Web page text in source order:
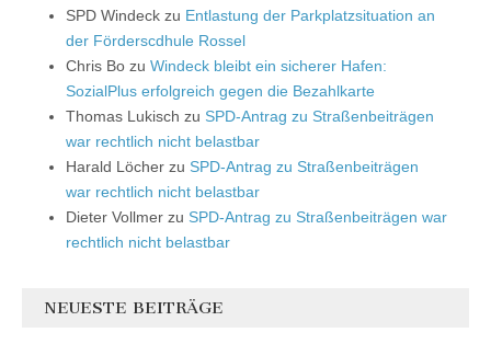
SPD Windeck zu Entlastung der Parkplatzsituation an
der Förderscdhule Rossel
Chris Bo zu Windeck bleibt ein sicherer Hafen:
SozialPlus erfolgreich gegen die Bezahlkarte
Thomas Lukisch zu SPD-Antrag zu Straßenbeiträgen
war rechtlich nicht belastbar
Harald Löcher zu SPD-Antrag zu Straßenbeiträgen
war rechtlich nicht belastbar
Dieter Vollmer zu SPD-Antrag zu Straßenbeiträgen war
rechtlich nicht belastbar
NEUESTE BEITRÄGE